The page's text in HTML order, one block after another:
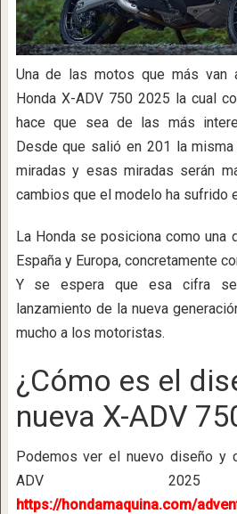
Una de las motos que más van
Honda X-ADV 750 2025 la cual
hace que sea de las más
Desde que salió en 201 la
miradas y esas miradas serán
cambios que el modelo ha sufrido
La Honda se posiciona como una
España y Europa, concretamente
Y se espera que esa cifra
lanzamiento de la nueva
mucho a los motoristas.
¿Cómo es el
nueva X-ADV
Podemos ver el nuevo diseño y
ADV 2025
https://hondamaquina.com/